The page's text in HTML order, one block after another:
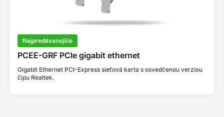
Najpredávanejšie
PCEE-GRF PCIe gigabit ethernet
Gigabit Ethernet PCI-Express sieťová karta s osvedčenou verziou
čipu Realtek.